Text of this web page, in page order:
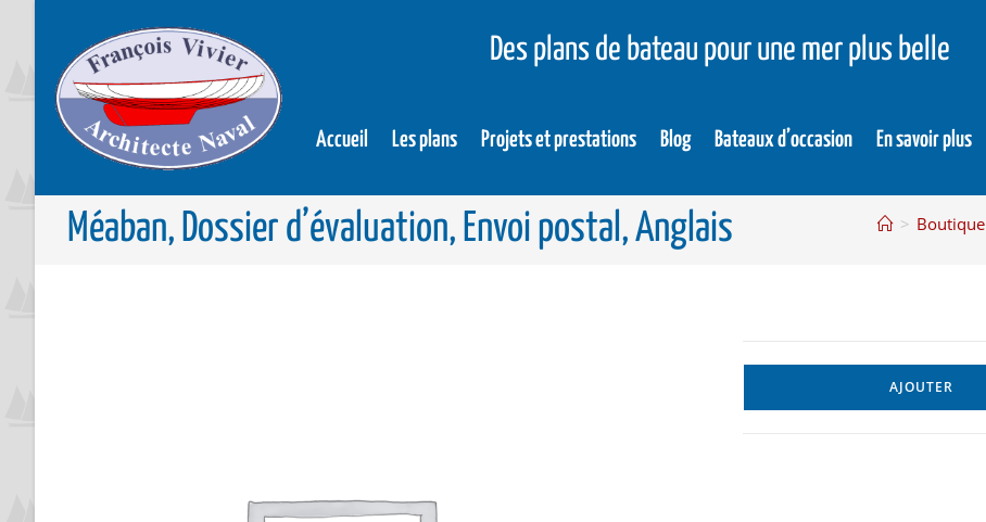
Des plans de bateau pour une mer plus belle
Accueil Les plans Projets et prestations Blog Bateaux d’occasion En savoir plus
Méaban, Dossier d’évaluation, Envoi postal, Anglais > Boutique
AJOUTER